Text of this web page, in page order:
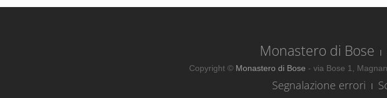
Monastero di Bose
Copyright © Monastero di Bose - via Bose 1,
Segnalazione errori